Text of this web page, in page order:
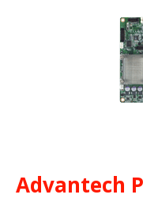
Advantech